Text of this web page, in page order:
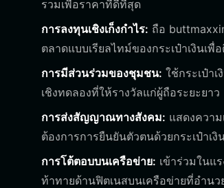
รวมเพื่อราคาที่ดีที่สุด
การลงทุนเชิงเก็งกำไร: ถือ
ตลาดแบบเรียลไทม์ของกระเป๋าเงินเ
การมีส่วนร่วมของชุมชน: ใช้กระเป๋า
เชิงทดลองที่ให้รางวัลแก่ผู้ถือระยะยาว
การส่งสัญญาณทางสังคม: แสดงควา
ต้องการการยืนยันตัวตนด้วยกระเป๋าเงิ
การโต้ตอบบนเครือข่าย: เข้าร่วมในแ
ท้าทายด้านฟิตเนสบนเครือข่ายที่อำน